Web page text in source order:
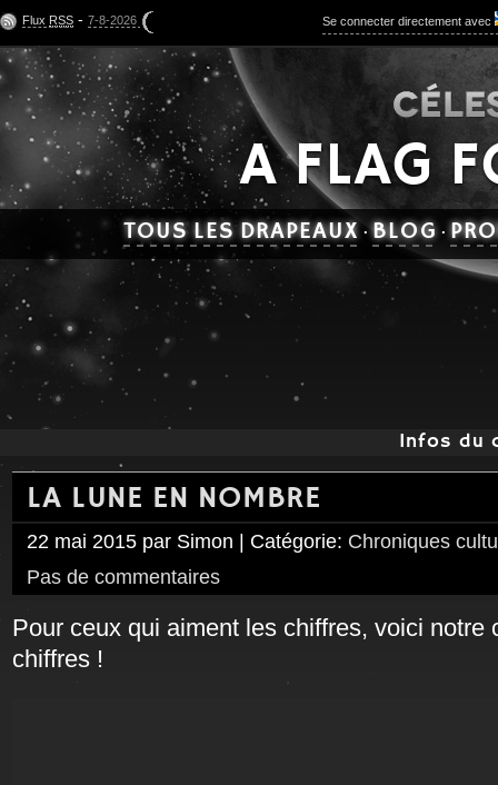
Se connecter directement avec
Flux RSS - 7-8-2026
A FLAG
TOUS LES DRAPEAUX · BLOG ·
Infos du
LA LUNE EN NOMBRE
22 mai 2015 par Simon | Catégorie: Chroniques
Pas de commentaires
Pour ceux qui aiment les chiffres, voici notre
chiffres !